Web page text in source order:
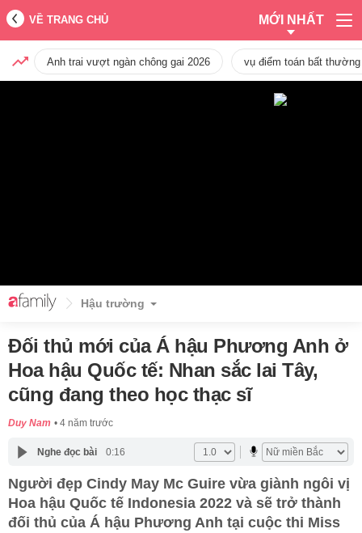
VỀ TRANG CHỦ MỚI NHẤT
Anh trai vượt ngàn chông gai 2026 vụ điểm toán bất
Hậu trường
Đối thủ mới của Á hậu Phương Anh ở
Hoa hậu Quốc tế: Nhan sắc lai Tây,
cũng đang theo học thạc sĩ
Duy Nam 4 năm trước
Nghe đọc bài 0:16
Người đẹp Cindy May Mc Guire vừa giành ngôi vị
Hoa hậu Quốc tế Indonesia 2022 và sẽ trở thành
đối thủ của Á hậu Phương Anh tại cuộc thi Miss